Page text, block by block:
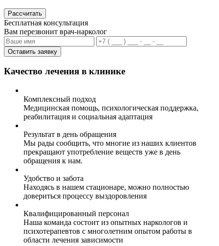
Рассчитать
Бесплатная консультация
Вам перезвонит врач-нарколог
Оставить заявку
Качество лечения в клинике
Комплексный подход
Медицинская помощь, психологическая поддержка,
реабилитация и социальная адаптация
Результат в день обращения
Мы рады сообщить, что многие из наших клиентов
прекращают употребление веществ уже в день
обращения к нам.
Удобство и забота
Находясь в нашем стационаре, можно полностью
довериться процессу выздоровления
Квалифицированный персонал
Наша команда состоит из опытных наркологов и
психотерапевтов с многолетним опытом работы в
области лечения зависимости